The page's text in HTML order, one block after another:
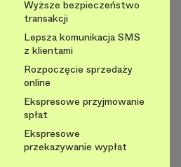
Wyższe bezpieczeństwo
transakcji
Lepsza komunikacja SMS
z klientami
Rozpoczęcie sprzedaży
online
Ekspresowe przyjmowanie
spłat
Ekspresowe
przekazywanie wypłat